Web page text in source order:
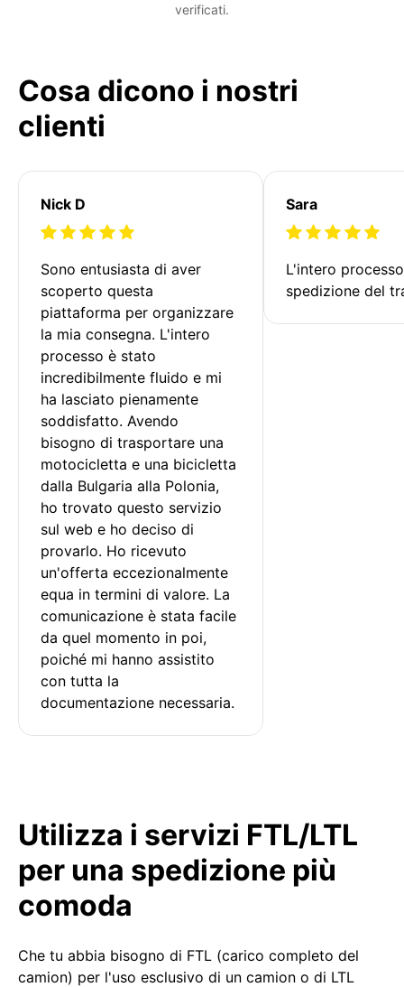
verificati.
Cosa dicono i nostri
clienti
Nick D
Sono entusiasta di aver
scoperto questa
piattaforma per organizzare
la mia consegna. L'intero
processo è stato
incredibilmente fluido e mi
ha lasciato pienamente
soddisfatto. Avendo
bisogno di trasportare una
motocicletta e una bicicletta
dalla Bulgaria alla Polonia,
ho trovato questo servizio
sul web e ho deciso di
provarlo. Ho ricevuto
un'offerta eccezionalmente
equa in termini di valore. La
comunicazione è stata facile
da quel momento in poi,
poiché mi hanno assistito
con tutta la
documentazione necessaria.
Sara
L'intero
spedizione del
Utilizza i servizi FTL/LTL
per una spedizione più
comoda
Che tu abbia bisogno di FTL (carico completo del
camion) per l'uso esclusivo di un camion o di LTL